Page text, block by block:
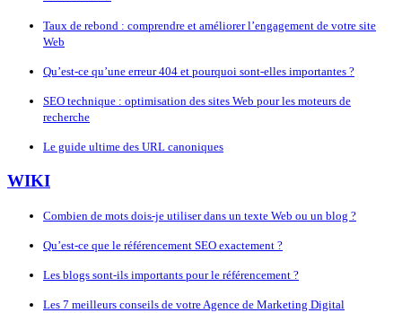
Taux de rebond : comprendre et améliorer l’engagement de votre site
Web
Qu’est-ce qu’une erreur 404 et pourquoi sont-elles importantes ?
SEO technique : optimisation des sites Web pour les moteurs de
recherche
Le guide ultime des URL canoniques
WIKI
Combien de mots dois-je utiliser dans un texte Web ou un blog ?
Qu’est-ce que le référencement SEO exactement ?
Les blogs sont-ils importants pour le référencement ?
Les 7 meilleurs conseils de votre Agence de Marketing Digital